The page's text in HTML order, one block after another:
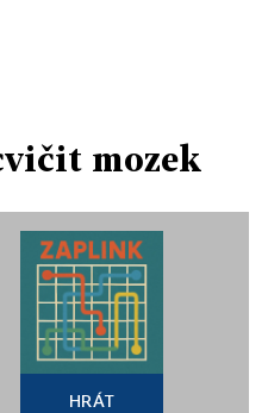
mozek
HRÁT